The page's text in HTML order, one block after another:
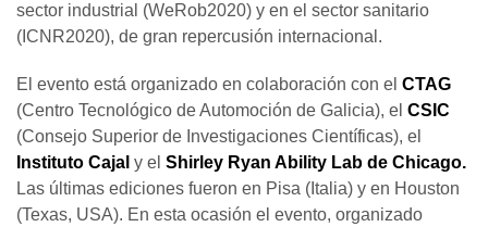
sector industrial (WeRob2020) y en el sector sanitario
(ICNR2020), de gran repercusión internacional.
El evento está organizado en colaboración con el CTAG
(Centro Tecnológico de Automoción de Galicia), el CSIC
(Consejo Superior de Investigaciones Científicas), el
Instituto Cajal y el Shirley Ryan Ability Lab de Chicago.
Las últimas ediciones fueron en Pisa (Italia) y en Houston
(Texas, USA). En esta ocasión el evento, organizado